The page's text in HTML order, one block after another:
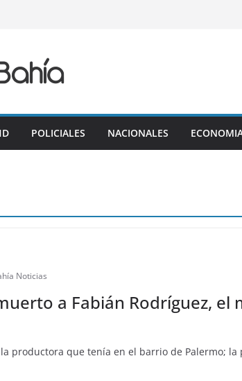
POLICIALES NACIONALES
Noticias
a Fabián Rodríguez, el
productora que tenía en el barrio de Palermo;